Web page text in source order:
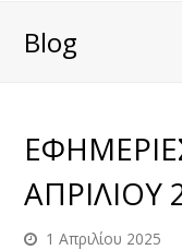
Blog
ΑΠΡΙΛΙΟΥ
1 Απριλίου 2025